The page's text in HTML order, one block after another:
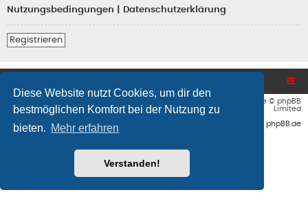
Diese Website nutzt Cookies, um dir den
bestmöglichen Komfort bei der Nutzung zu
bieten. Mehr erfahren
Verstanden!
Nutzungsbedingungen Datenschutzerklärung
Registrieren
® Forum Software © phpBB
Limited
phpBB.de